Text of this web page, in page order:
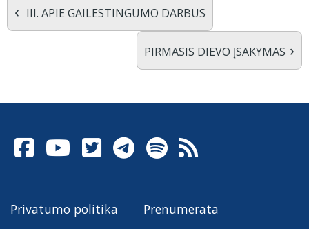
‹ III. APIE GAILESTINGUMO DARBUS
PIRMASIS DIEVO ĮSAKYMAS ›
Privatumo politika Prenumerata